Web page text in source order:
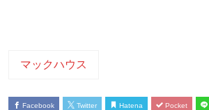
マックハウス
Facebook Twitter Hatena Pocket